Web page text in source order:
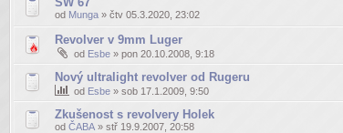
od Munga » čtv 05.3.2020, 23:02
Revolver v 9mm Luger
od Esbe » pon 20.10.2008, 9:18
Nový ultralight revolver od Rugeru
od Esbe » sob 17.1.2009, 9:50
Zkušenost s revolvery Holek
od ČABA » stř 19.9.2007, 20:58